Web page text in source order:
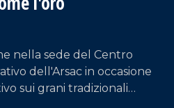
nella sede del Centro
dell'Arsac in occasione
sui grani tradizionali